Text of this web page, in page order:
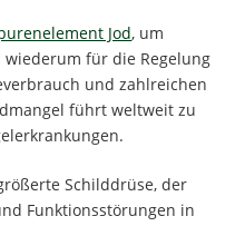
Jod, um
für die Regelung
und zahlreichen
führt weltweit zu
Schilddrüse, der
Funktionsstörungen in